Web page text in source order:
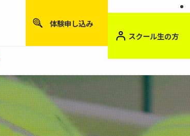
体験申し込み
スクール生の方